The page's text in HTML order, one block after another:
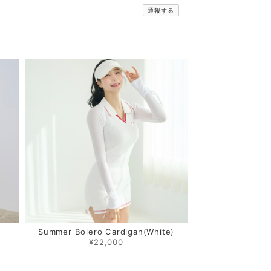
通報する
Summer Bolero Cardigan(White)
¥22,000